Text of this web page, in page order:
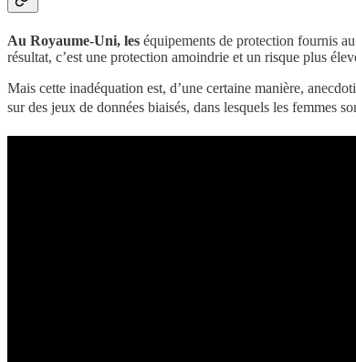
Au Royaume-Uni, les équipements de protection fournis
résultat, c’est une protection amoindrie et un risque plus
Mais cette inadéquation est, d’une certaine manière,
sur des jeux de données biaisés, dans lesquels les femmes